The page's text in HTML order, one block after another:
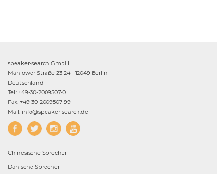
speaker-search GmbH
Mahlower Straße 23-24 - 12049 Berlin
Deutschland
Tel.: +49-30-2009507-0
Fax: +49-30-2009507-99
Mail: info@speaker-search.de
Chinesische Sprecher
Dänische Sprecher